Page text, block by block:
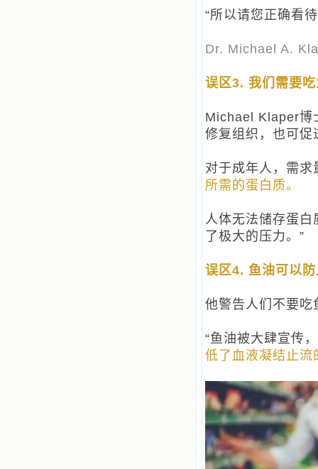
“所以请您正确看
Dr. Michael A.
误区3. 我们需要
Michael Klaper博
修复组织，也可促
对于成年人，需
所需的蛋白质。
人体无法储存蛋
了极大的压力。”
误区4. 鱼油可以
他警告人们不要吃
“鱼油被大肆宣传
低了血液凝结止流